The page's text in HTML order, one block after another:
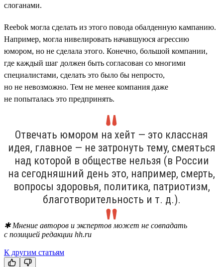
слоганами.
Reebok могла сделать из этого повода обалденную кампанию.
Например, могла нивелировать начавшуюся агрессию
юмором, но не сделала этого. Конечно, большой компании,
где каждый шаг должен быть согласован со многими
специалистами, сделать это было бы непросто,
но не невозможно. Тем не менее компания даже
не попыталась это предпринять.
Отвечать юмором на хейт — это классная
идея, главное — не затронуть тему, смеяться
над которой в обществе нельзя (в России
на сегодняшний день это, например, смерть,
вопросы здоровья, политика, патриотизм,
благотворительность и т. д.).
✱ Мнение авторов и экспертов может не совпадать
с позицией редакции hh.ru
К другим статьям